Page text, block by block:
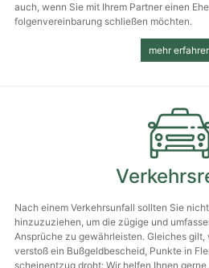
auch, wenn Sie mit Ihrem Partner einen
folgen­vereinbarung schließen möchten.
mehr
Nach einem Verkehrs­unfall sollten Sie
hinzuzuziehen, um die zügige und
Ansprüche zu gewähr­leisten. Gleiches
verstoß ein Bußgeld­bescheid, Punkte in
schein­entzug droht: Wir helfen Ihnen